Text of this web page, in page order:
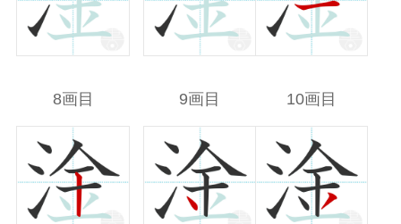
8画目 9画目 10画目